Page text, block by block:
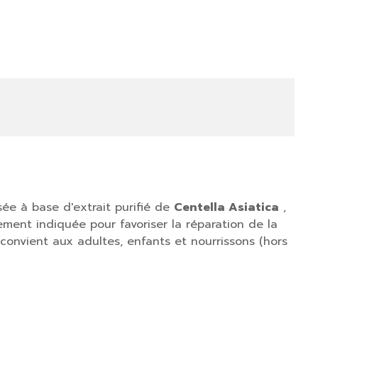
à base d'extrait purifié de Centella Asiatica ,
indiquée pour favoriser la réparation de la
aux adultes, enfants et nourrissons (hors